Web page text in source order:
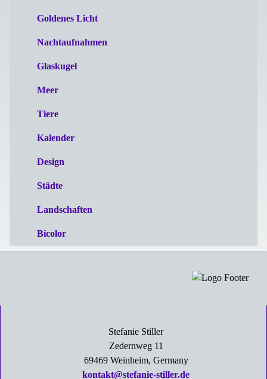
Goldenes Licht
Nachtaufnahmen
Glaskugel
Meer
Tiere
Kalender
Design
Städte
Landschaften
Bicolor
Stefanie Stiller
Zedernweg 11
69469 Weinheim, Germany
kontakt@stefanie-stiller.de